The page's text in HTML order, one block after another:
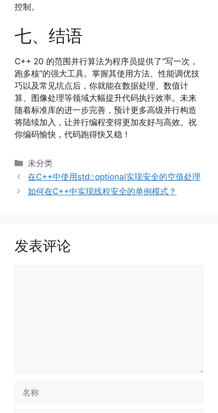
控制。
七、结语
C++ 20 的范围并行算法为程序员提供了“写一次，
跑多核”的强大工具。掌握其使用方法、性能调优技
巧以及常见坑点后，你就能在数据处理、数值计
算、图像处理等领域大幅提升代码执行效率。未来
随着标准库的进一步完善，预计更多高级并行构造
将陆续加入，让并行编程变得更加友好与高效。祝
你编码愉快，代码跑得快又稳！
分
类
未分类
在C++中使用std::optional实现安全的空值处理
如何在C++中实现线程安全的单例模式？
发表评论